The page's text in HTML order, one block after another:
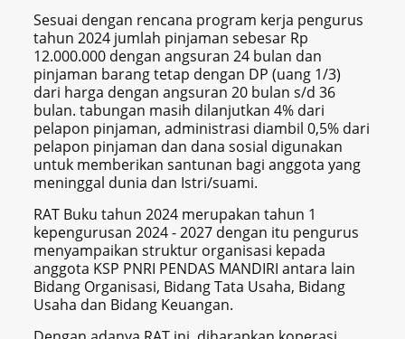
Sesuai dengan rencana program kerja pengurus
tahun 2024 jumlah pinjaman sebesar Rp
12.000.000 dengan angsuran 24 bulan dan
pinjaman barang tetap dengan DP (uang 1/3)
dari harga dengan angsuran 20 bulan s/d 36
bulan. tabungan masih dilanjutkan 4% dari
pelapon pinjaman, administrasi diambil 0,5% dari
pelapon pinjaman dan dana sosial digunakan
untuk memberikan santunan bagi anggota yang
meninggal dunia dan Istri/suami.
RAT Buku tahun 2024 merupakan tahun 1
kepengurusan 2024 - 2027 dengan itu pengurus
menyampaikan struktur organisasi kepada
anggota KSP PNRI PENDAS MANDIRI antara lain
Bidang Organisasi, Bidang Tata Usaha, Bidang
Usaha dan Bidang Keuangan.